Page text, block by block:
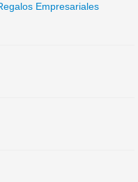
Empresariales